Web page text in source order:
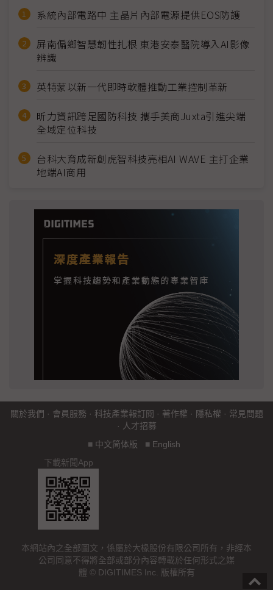
系統內部電路中 主晶片內部電源提供EOS防護
屏南偏鄉智慧韌性扎根 東港安泰醫院導入AI影像
辨識
英特蒙以新一代即時軟體推動工業控制革新
昕力資訊跨足國防科技 攜手美商Juxta引進尖端
全域定位科技
台科大育成新創虎智科技亮相AI WAVE 主打企業
地端AI商用
關於我們 · 會員服務 · 科技產業報訂閱 · 著作權 · 隱私權 · 常見問題
· 人才招募
■ 中文简体版 ■ English
下載新聞App
本網站內之全部圖文，係屬於大椽股份有限公司所有，非經本
公司同意不得將全部或部分內容轉載於任何形式之媒
體 © DIGITIMES Inc. 版權所有